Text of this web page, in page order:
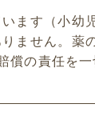
ます（小幼
ません。薬
の責任を一